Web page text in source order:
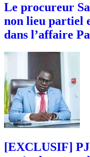
Le procureur
non lieu partiel
dans l’affaire
[EXCLUSIF]